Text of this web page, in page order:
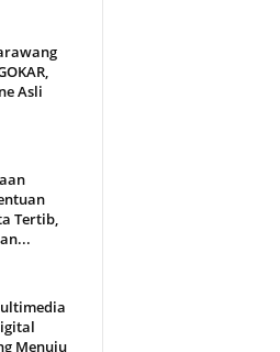
Asli
Tertib,
Menuju